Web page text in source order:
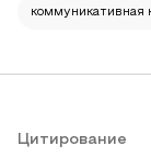
коммуникативная
Цитирование